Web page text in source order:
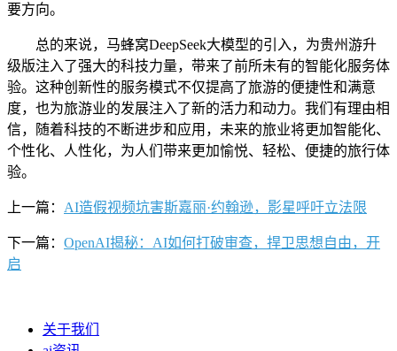
要方向。
总的来说，马蜂窝DeepSeek大模型的引入，为贵州游升
级版注入了强大的科技力量，带来了前所未有的智能化服务体
验。这种创新性的服务模式不仅提高了旅游的便捷性和满意
度，也为旅游业的发展注入了新的活力和动力。我们有理由相
信，随着科技的不断进步和应用，未来的旅业将更加智能化、
个性化、人性化，为人们带来更加愉悦、轻松、便捷的旅行体
验。
上一篇： AI造假视频坑害斯嘉丽·约翰逊，影星呼吁立法限
下一篇： OpenAI揭秘：AI如何打破审查，捍卫思想自由，开
启
关于我们